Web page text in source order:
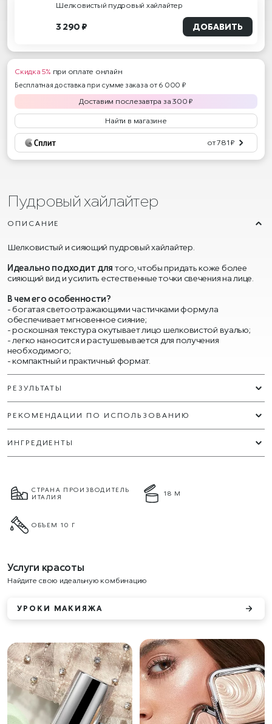
Шелковистый пудровый хайлайтер
3 290 ₽ ДОБАВИТЬ
Скидка 5% при оплате онлайн
Бесплатная доставка при сумме заказа от 6 000 ₽
Доставим послезавтра за300 ₽
Найти в магазине
от 781 ₽
Пудровый хайлайтер
ОПИСАНИЕ
Шелковистый и сияющий пудровый хайлайтер.
Идеально подходит для того, чтобы придать коже более
сияющий вид и усилить естественные точки свечения на лице.
В чем его особенности?
- богатая светоотражающими частичками формула
обеспечивает мгновенное сияние;
- роскошная текстура окутывает лицо шелковистой вуалью;
- легко наносится и растушевывается для получения
необходимого;
- компактный и практичный формат.
РЕЗУЛЬТАТЫ
РЕКОМЕНДАЦИИ ПО ИСПОЛЬЗОВАНИЮ
ИНГРЕДИЕНТЫ
СТРАНА ПРОИЗВОДИТЕЛЬ
ИТАЛИЯ
18 М
ОБЪЕМ 10 Г
Услуги красоты
Найдите свою идеальную комбинацию
УРОКИ МАКИЯЖА